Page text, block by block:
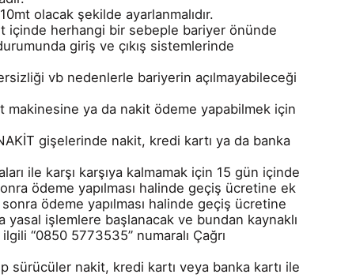
olacak şekilde ayarlanmalıdır.
içinde herhangi bir sebeple bariyer önünde
giriş ve çıkış sistemlerinde
vb nedenlerle bariyerin açılmayabileceği
ya da nakit ödeme yapabilmek için
gişelerinde nakit, kredi kartı ya da banka
ile karşı karşıya kalmamak için 15 gün içinde
ödeme yapılması halinde geçiş ücretine ek
ödeme yapılması halinde geçiş ücretine
yasal işlemlere başlanacak ve bundan kaynaklı
“0850 5773535” numaralı Çağrı
sürücüler nakit, kredi kartı veya banka kartı ile